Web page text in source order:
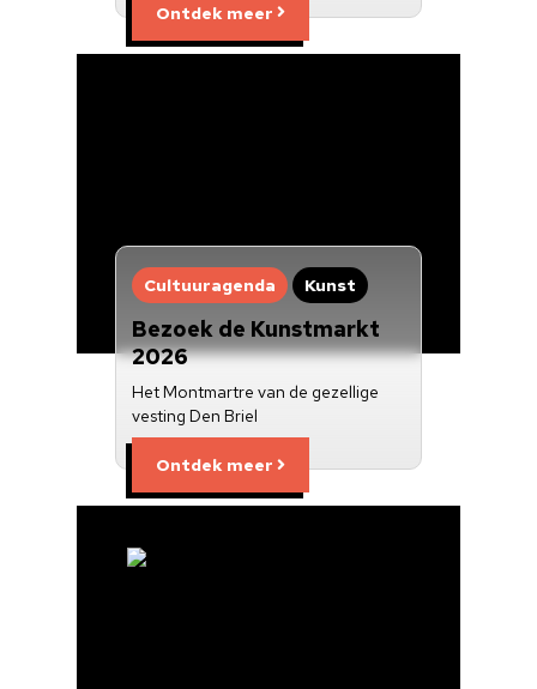
Ontdek meer
Cultuuragenda Kunst
Bezoek de Kunstmarkt
2026
Het Montmartre van de gezellige
vesting Den Briel
Ontdek meer